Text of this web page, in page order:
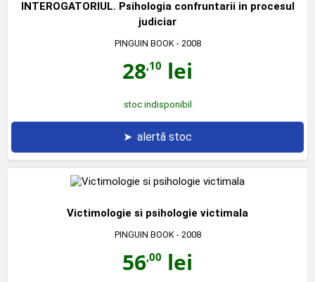
INTEROGATORIUL. Psihologia confruntarii in procesul
judiciar
PINGUIN BOOK- 2008
28,10 lei
stoc indisponibil
➤ alertă stoc
Victimologie si psihologie victimala
PINGUIN BOOK- 2008
56,00 lei